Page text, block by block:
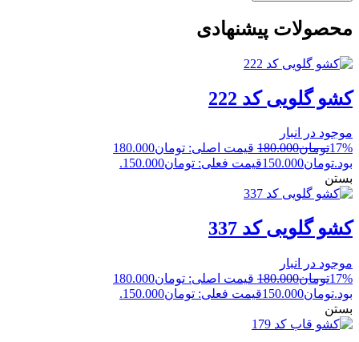
محصولات پیشنهادی
کشو گلویی کد 222
موجود در انبار
17%تومان180.000
قیمت اصلی: تومان180.000
بود.تومان150.000قیمت فعلی: تومان150.000.
بستن
کشو گلویی کد 337
موجود در انبار
17%تومان180.000
قیمت اصلی: تومان180.000
بود.تومان150.000قیمت فعلی: تومان150.000.
بستن